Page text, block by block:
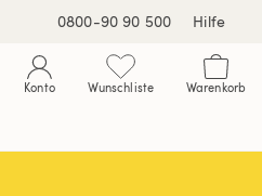
0800-90 90 500 Hilfe
Konto Wunschliste Warenkorb